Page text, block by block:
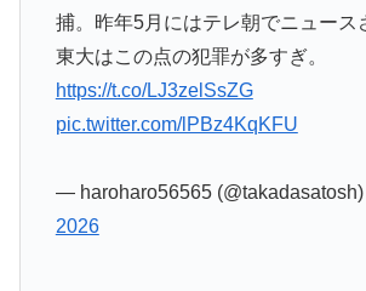
捕。昨年5月にはテレ朝でニュース
東大はこの点の犯罪が多すぎ。
https://t.co/LJ3zelSsZG
pic.twitter.com/lPBz4KqKFU
— haroharo56565 (@takadasatosh)
2026